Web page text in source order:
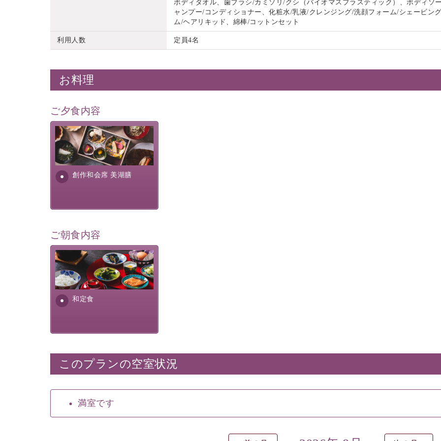
ボディタオル、歯ブラシ/カミソリ/クシ（バイオマスプラスティック）、ボディソ
ャンプー/コンディショナー、化粧水/乳液/クレンジング/洗顔フォーム/シェービン
ム/ヘアリキッド、綿棒/コットンセット
利用人数 定員4名
お料理
ご夕食内容
創作和会席 美湖膳
美湖膳とは諏訪の地で特別を
提供する為に料理長・神原 裕
明が考え出した創作和会席で
す。美しい諏訪湖の幸...
ご朝食内容
和定食
さっぱりとした和食膳に使わ
れる食材は、諏訪の名産品を
ふんだんに取り入れ、安心・
安全を心掛けた長野県産...
このプランの空室状況
満室です